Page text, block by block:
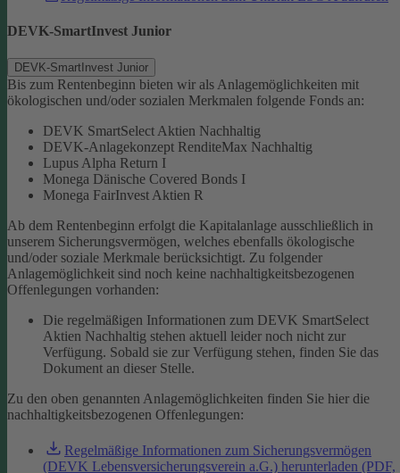
DEVK-SmartInvest Junior
DEVK-SmartInvest Junior
Bis zum Rentenbeginn bieten wir als Anlagemöglichkeiten mit
ökologischen und/oder sozialen Merkmalen folgende Fonds an:
DEVK SmartSelect Aktien Nachhaltig
DEVK-Anlagekonzept RenditeMax Nachhaltig
Lupus Alpha Return I
Monega Dänische Covered Bonds I
Monega FairInvest Aktien R
Ab dem Rentenbeginn erfolgt die Kapitalanlage ausschließlich in
unserem Sicherungsvermögen, welches ebenfalls ökologische
und/oder soziale Merkmale berücksichtigt. Zu folgender
Anlagemöglichkeit sind noch keine nachhaltigkeitsbezogenen
Offenlegungen vorhanden:
Die regelmäßigen Informationen zum DEVK SmartSelect
Aktien Nachhaltig stehen aktuell leider noch nicht zur
Verfügung. Sobald sie zur Verfügung stehen, finden Sie das
Dokument an dieser Stelle.
Zu den oben genannten Anlagemöglichkeiten finden Sie hier die
nachhaltigkeitsbezogenen Offenlegungen:
Regelmäßige Informationen zum Sicherungsvermögen
(DEVK Lebensversicherungsverein a.G.) herunterladen (PDF,